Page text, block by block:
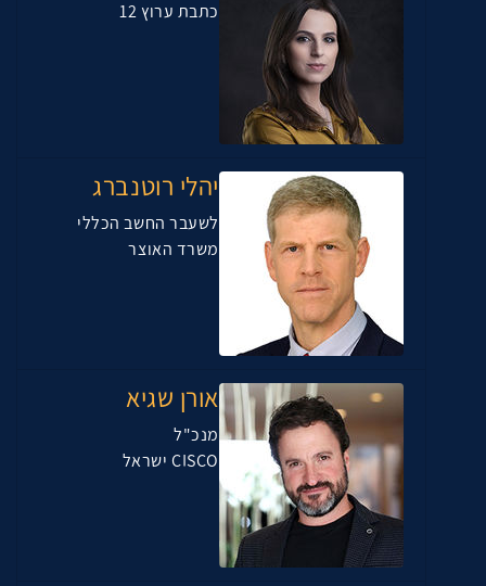
כתבת ערוץ 12
יהלי רוטנברג
לשעבר החשב הכללי
משרד האוצר
אורן שגיא
מנכ"ל
CISCO ישראל